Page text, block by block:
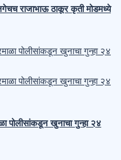
राजाभाऊ ठाकूर कृती मोडमध्ये
पोलीसांकडून खुनाचा गुन्हा २४